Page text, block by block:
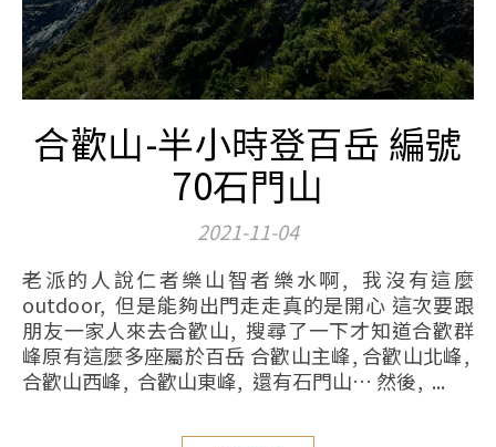
合歡山-半小時登百岳 編號
70石門山
2021-11-04
老派的人說仁者樂山智者樂水啊, 我沒有這麼
outdoor, 但是能夠出門走走真的是開心 這次要跟
朋友一家人來去合歡山, 搜尋了一下才知道合歡群
峰原有這麼多座屬於百岳 合歡山主峰, 合歡山北峰,
合歡山西峰, 合歡山東峰, 還有石門山… 然後, ...